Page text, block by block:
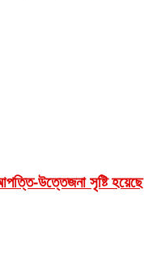
উত্তেজনা সৃষ্টি হয়েছে